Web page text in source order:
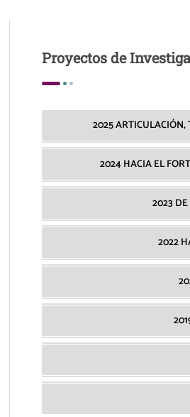
Proyectos de
2025
2024 HACIA EL
2023
2022